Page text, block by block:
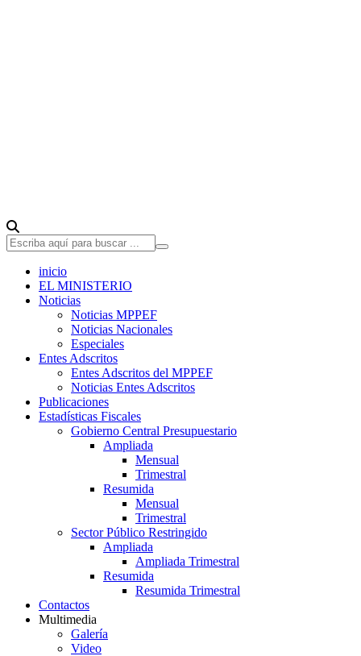
inicio
EL MINISTERIO
Noticias
Noticias MPPEF
Noticias Nacionales
Especiales
Entes Adscritos
Entes Adscritos del MPPEF
Noticias Entes Adscritos
Publicaciones
Estadísticas Fiscales
Gobierno Central Presupuestario
Ampliada
Mensual
Trimestral
Resumida
Mensual
Trimestral
Sector Público Restringido
Ampliada
Ampliada Trimestral
Resumida
Resumida Trimestral
Contactos
Multimedia
Galería
Video